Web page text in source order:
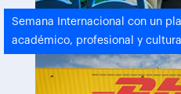
Semana Internacional con un
académico, profesional y cultural